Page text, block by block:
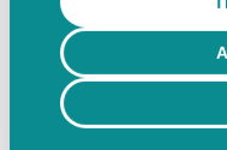
Hitta hit
Vänerport
Visa på karta